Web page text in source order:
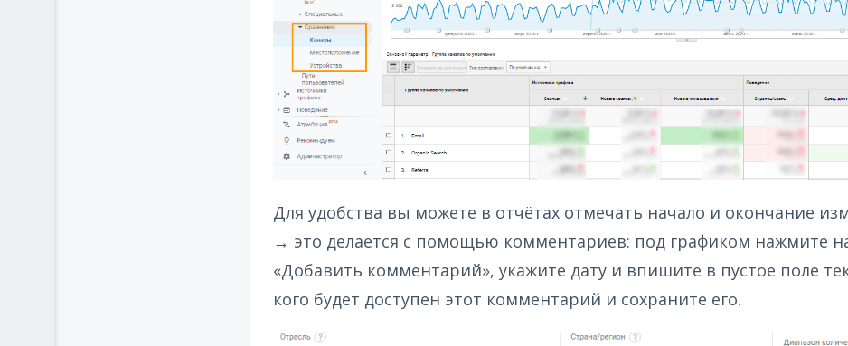
Для удобства вы можете в отчётах отмечать начало и окончание
→ это делается с помощью комментариев: под графиком нажмите
«Добавить комментарий», укажите дату и впишите в пустое поле
кого будет доступен этот комментарий и сохраните его.